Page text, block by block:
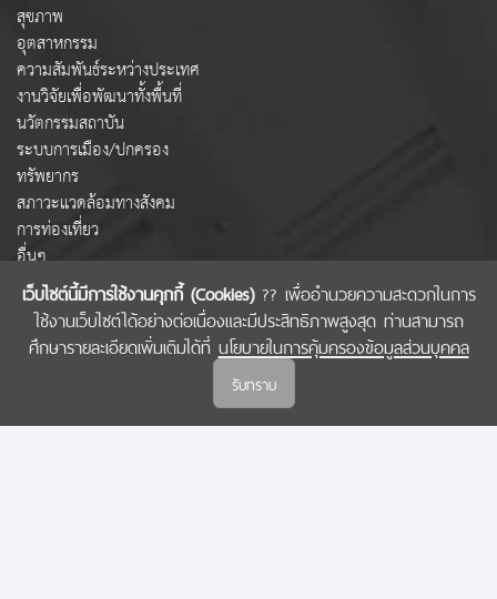
เว็บไซต์นี้มีการใช้งานคุกกี้ (Cookies)?? เพื่ออำนวยความสะดวกในการ
ใช้งานเว็บไซต์ได้อย่างต่อเนื่องและมีประสิทธิภาพสูงสุด ท่านสามารถ
ศึกษารายละเอียดเพิ่มเติมได้ที่ นโยบายในการคุ้มครองข้อมูลส่วนบุคคล
รับทราบ
สุขภาพ
อุตสาหกรรม
ความสัมพันธ์ระหว่างประเทศ
งานวิจัยเพื่อพัฒนาทั้งพื้นที่
นวัตกรรมสถาบัน
ระบบการเมือง/ปกครอง
ทรัพยากร
สภาวะแวดล้อมทางสังคม
การท่องเที่ยว
อื่นๆ
COPYRIGHT © 2022 สำนักงานคณะกรรมการส่งเสริมวิทยาศาสตร์ วิจัยและนวัตกรรม
(สกสว.)
นโยบายในการคุ้มครองข้อมูลส่วนบุคคล